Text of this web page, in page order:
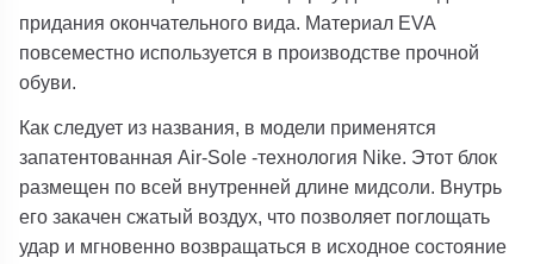
придания окончательного вида. Материал EVA
повсеместно используется в производстве прочной
обуви.
Как следует из названия, в модели применятся
запатентованная Air-Sole -технология Nike. Этот блок
размещен по всей внутренней длине мидсоли. Внутрь
его закачен сжатый воздух, что позволяет поглощать
удар и мгновенно возвращаться в исходное состояние